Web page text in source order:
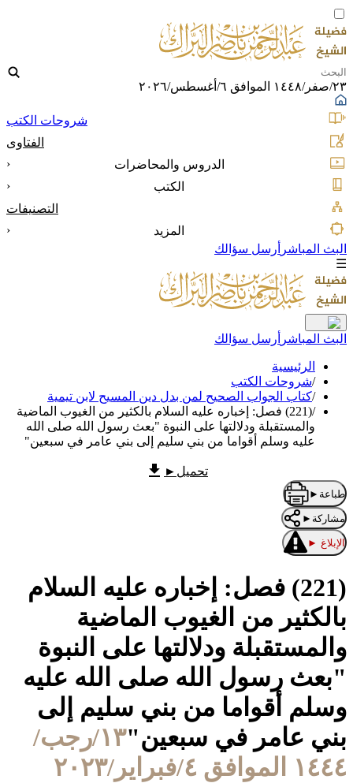
٢٣/صفر/١٤٤٨ الموافق ٦/أغسطس/٢٠٢٦
شروحات الكتب
الفتاوى
الدروس والمحاضرات
‹
الكتب
‹
التصنيفات
المزيد
‹
البث المباشر أرسل سؤالك
☰
البث المباشر أرسل سؤالك
الرئيسية
/شروحات الكتب
/كتاب الجواب الصحيح لمن بدل دين المسيح لابن تيمية
/
(221) فصل: إخباره عليه السلام بالكثير من الغيوب الماضية
والمستقبلة ودلالتها على النبوة "بعث رسول الله صلى الله
عليه وسلم أقواما من بني سليم إلى بني عامر في سبعين"
تحميل ►
طباعة ►
مشاركة ►
الإبلاغ ►
(221) فصل: إخباره عليه السلام
بالكثير من الغيوب الماضية
والمستقبلة ودلالتها على النبوة
"بعث رسول الله صلى الله عليه
وسلم أقواما من بني سليم إلى
بني عامر في سبعين"
١٣/رجب/
١٤٤٤ الموافق ٤/فبراير/٢٠٢٣